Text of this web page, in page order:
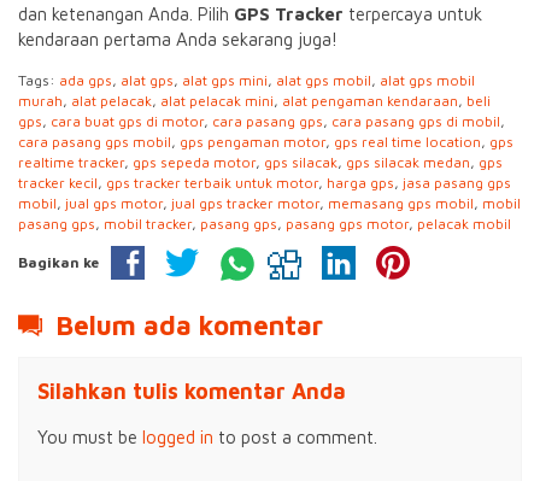
dan ketenangan Anda. Pilih GPS Tracker terpercaya untuk
kendaraan pertama Anda sekarang juga!
Tags: ada gps, alat gps, alat gps mini, alat gps mobil, alat gps mobil
murah, alat pelacak, alat pelacak mini, alat pengaman kendaraan, beli
gps, cara buat gps di motor, cara pasang gps, cara pasang gps di mobil,
cara pasang gps mobil, gps pengaman motor, gps real time location, gps
realtime tracker, gps sepeda motor, gps silacak, gps silacak medan, gps
tracker kecil, gps tracker terbaik untuk motor, harga gps, jasa pasang gps
mobil, jual gps motor, jual gps tracker motor, memasang gps mobil, mobil
pasang gps, mobil tracker, pasang gps, pasang gps motor, pelacak mobil
Bagikan ke
Belum ada komentar
Silahkan tulis komentar Anda
You must be logged in to post a comment.